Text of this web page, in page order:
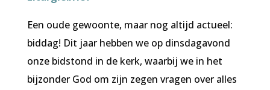
Een oude gewoonte, maar nog altijd actueel:
biddag! Dit jaar hebben we op dinsdagavond
onze bidstond in de kerk, waarbij we in het
bijzonder God om zijn zegen vragen over alles